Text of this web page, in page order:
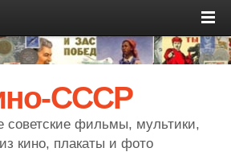
СССР
фильмы, мультики,
кино, плакаты и фото